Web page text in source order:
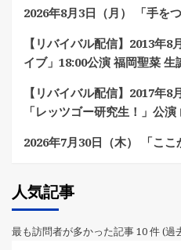
2026年8月3日（月） 「手を
【リバイバル配信】2013年
イブ」18:00公演 福岡聖菜 生
【リバイバル配信】2017年8
「レッツゴー研究生！」公
2026年7月30日（木） 「こ
人気記事
最も訪問者が多かった記事 10 件 (過